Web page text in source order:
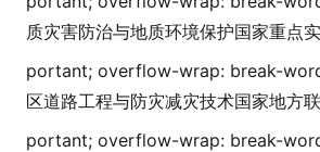
质灾害防治与地质环境保护国家重点
portant; overflow-wrap: break-
区道路工程与防灾减灾技术国家地方
portant; overflow-wrap: break-